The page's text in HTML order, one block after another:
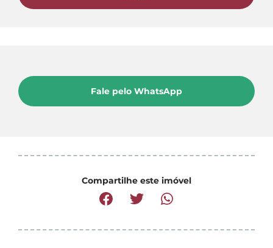
Fale pelo WhatsApp
Compartilhe este imóvel